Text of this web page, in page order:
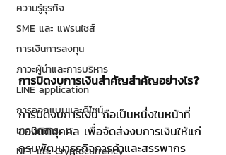
ความรู้ธุรกิจ
SME และ แฟรนไชส์
การเงินการลงทุน
ภาวะผู้นำและการบริหาร
LINE application
การออกแบบและดีไซน์
เทคนิคสาระ IT
NFT และ Cryptocurrency
การปิดงบการเงินสำคัญสำคัญอย่างไร❓
การปิดงบการเงิน ถือเป็นหนึ่งในหน้าที่
ของนิติบุคคล เพื่อจัดส่งงบการเงินให้แก่
กรมพัฒนาธุรกิจการค้าและสรรพากร